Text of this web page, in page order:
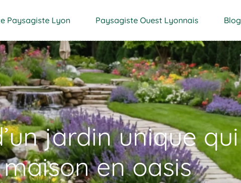
Paysagiste Lyon Paysagiste Ouest Lyonnais Blog
jardin unique qui
en oasis